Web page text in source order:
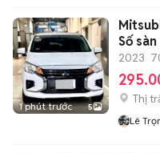
1 phút trước 5
Số sàn
2023
Thị